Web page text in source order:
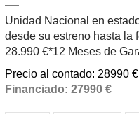
Unidad Nacional en
desde su estreno hasta la
28.990 €*12 Meses de
28990 €
27990 €